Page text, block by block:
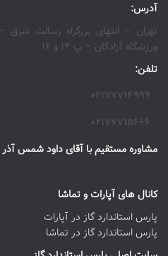
آدرس:
تهران – انتهای بزرگراه رسالت
ورزشگاه آزادگان – پ ۱۴ و ۱۶
تلفن:
۰۲۱۷۷۷۱۴۹۹۹
۰۲۱۷۷۷۱۵۶۶۶
مشاوره مستقیم با آقای داود شمس آذر ۰۹۳۵۴۳۳۶۴۶۵
کانال های آپارات و تماشا
پارس استاندارد گاز در آپارات
پارس استاندارد گاز در تماشا